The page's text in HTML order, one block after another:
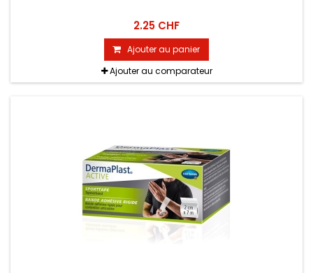
2.25 CHF
Ajouter au panier
Ajouter au comparateur